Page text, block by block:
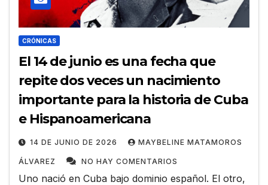
CRÓNICAS
El 14 de junio es una fecha que
repite dos veces un nacimiento
importante para la historia de Cuba
e Hispanoamericana
14 DE JUNIO DE 2026 MAYBELINE MATAMOROS
ÁLVAREZ NO HAY COMENTARIOS
Uno nació en Cuba bajo dominio español. El otro,